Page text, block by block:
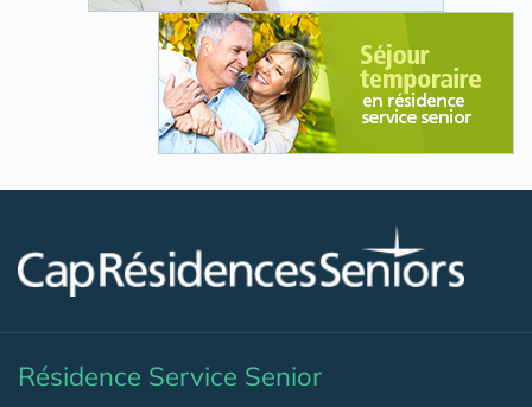
Résidence Service Senior